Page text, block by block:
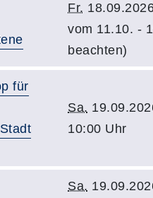
Fr.
vom 11.10. -
beachten)
für
Sa.
10:00 Uhr
Sa.